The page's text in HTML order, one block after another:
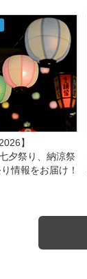
】
夕祭り、納涼祭
情報をお届け！